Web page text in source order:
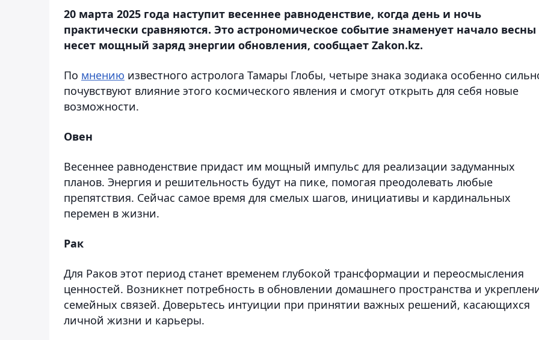
20 марта 2025 года наступит весеннее равноденствие, когда день и ночь
практически сравняются. Это астрономическое событие знаменует начало весны
несет мощный заряд энергии обновления, сообщает Zakon.kz.
По мнению известного астролога Тамары Глобы, четыре знака зодиака особенно
почувствуют влияние этого космического явления и смогут открыть для себя новые
возможности.
Овен
Весеннее равноденствие придаст им мощный импульс для реализации задуманных
планов. Энергия и решительность будут на пике, помогая преодолевать любые
препятствия. Сейчас самое время для смелых шагов, инициативы и кардинальных
перемен в жизни.
Рак
Для Раков этот период станет временем глубокой трансформации и переосмысления
ценностей. Возникнет потребность в обновлении домашнего пространства и
семейных связей. Доверьтесь интуиции при принятии важных решений, касающихся
личной жизни и карьеры.